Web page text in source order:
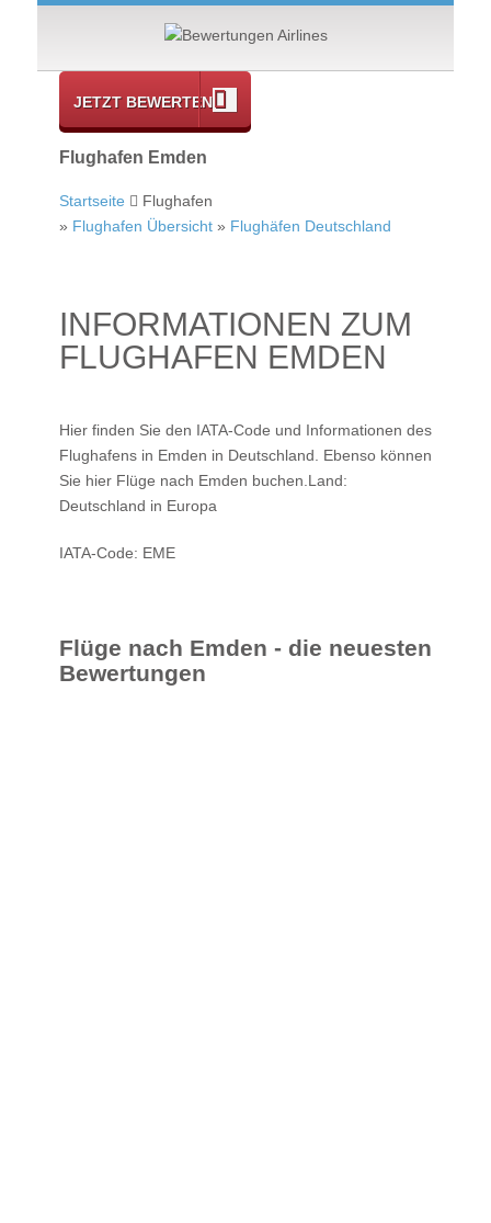
JETZT BEWERTEN
Flughafen Emden
Startseite
Flughafen
» Flughafen Übersicht » Flughäfen Deutschland
INFORMATIONEN ZUM
FLUGHAFEN EMDEN
Hier finden Sie den IATA-Code und Informationen des
Flughafens in Emden in Deutschland. Ebenso können
Sie hier Flüge nach Emden buchen.Land:
Deutschland in Europa
IATA-Code: EME
Flüge nach Emden - die neuesten
Bewertungen